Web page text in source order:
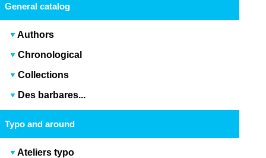
General catalog
Authors
Chronological
Collections
Des barbares...
Typo and around
Ateliers typo